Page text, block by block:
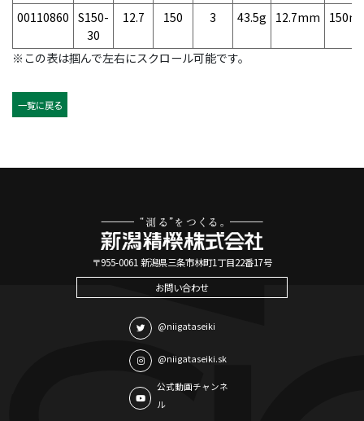
00110860 S150-
30
12.7 150 3 43.5g 12.7mm
※この表は掴んで左右にスクロール可能です。
一覧に戻る
〒955-0061 新潟県三条市林町1丁目22番17号
お問い合わせ
@niigataseiki
@niigataseiki.sk
公式動画チャンネ
ル